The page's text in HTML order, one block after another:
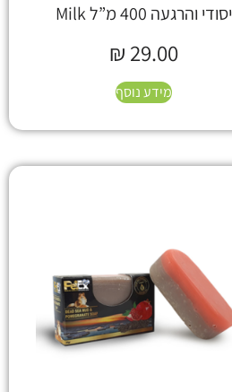
יסודי והרגעה 400 מ”ל Milk
₪ 29.00
מידע נוסף